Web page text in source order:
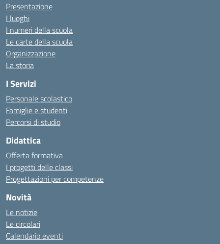
Presentazione
I luoghi
I numeri della scuola
Le carte della scuola
Organizzazione
La storia
I Servizi
Personale scolastico
Famiglie e studenti
Percorsi di studio
Didattica
Offerta formativa
I progetti delle classi
Progettazioni per competenze
Novità
Le notizie
Le circolari
Calendario eventi